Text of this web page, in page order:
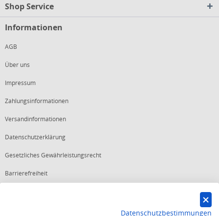
Shop Service
Informationen
AGB
Über uns
Impressum
Zahlungsinformationen
Versandinformationen
Datenschutzerklärung
Gesetzliches Gewährleistungsrecht
Barrierefreiheit
Datenschutzbestimmungen